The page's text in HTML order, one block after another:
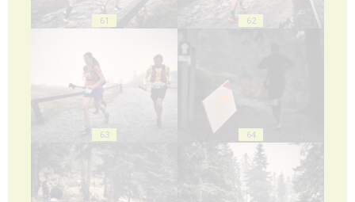
61 62
63 64